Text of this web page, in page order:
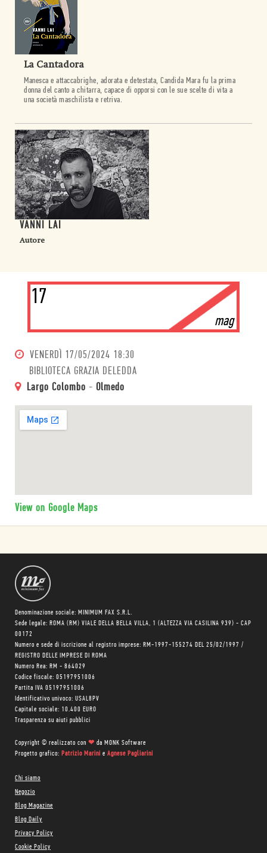
La Cantadora
Manesca e attaccabrighe, adorata e detestata, Candida Mara fu la prima
donna del canto a chitarra, capace di opporsi con le sue scelte di vita a
una società maschilista e retriva.
VANNI LAI
Autore
17
mag
VENERDÌ 17/05/2024 18:30
BIBLIOTECA GRAZIA DELEDDA
Largo Colombo - Olmedo
View on Google Maps
Denominazione sociale: MINIMUM FAX S.R.L.
Sede legale: ROMA (RM) VIALE DELLA BELLA VILLA, 1 (ALTEZZA VIA CASILINA 939) - CAP
00172
Numero e sede di iscrizione al registro imprese: RM-1997-155274 DEL 25/02/1997 /
REGISTRO DELLE IMPRESE DI ROMA
Numero Rea: RM - 864029
Codice fiscale: 05197951006
Partita IVA 05197951006
Identificativo univoco: USAL8PV
Capitale sociale: 10.400 EURO
Trasparenza su aiuti pubblici
Copyright © realizzato con ❤ da MONK Software
Progetto grafico: Patrizio Marini e Agnese Pagliarini
Chi siamo
Negozio
Blog Magazine
Blog Daily
Privacy Policy
Cookie Policy